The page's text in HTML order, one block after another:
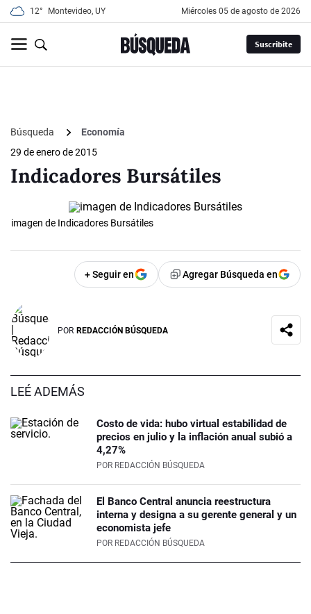
12° Montevideo, UY miércoles 05 de agosto de 2026
Suscribite
Búsqueda
Economía
29 de enero de 2015
Indicadores Bursátiles
imagen de Indicadores Bursátiles
+ Seguir en Agregar Búsqueda en
POR REDACCIÓN BÚSQUEDA
LEÉ ADEMÁS
Costo de vida: hubo virtual estabilidad de
precios en julio y la inflación anual subió a
4,27%
POR REDACCIÓN BÚSQUEDA
El Banco Central anuncia reestructura
interna y designa a su gerente general y un
economista jefe
POR REDACCIÓN BÚSQUEDA